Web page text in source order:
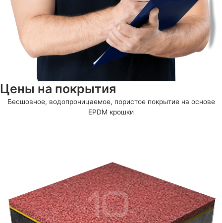
Цены на покрытия
Бесшовное, водопроницаемое, пористое покрытие на основе
EPDM крошки